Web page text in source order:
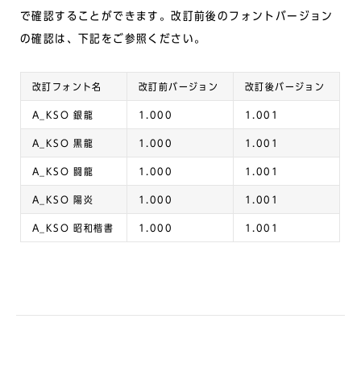
で確認することができます。改訂前後のフォントバージョン
の確認は、下記をご参照ください。
改訂フォント名 改訂前バージョン 改訂後バージョン
A_KSO銀龍 1.000 1.001
A_KSO 黒龍 1.000 1.001
A_KSO 闘龍 1.000 1.001
A_KSO 陽炎 1.000 1.001
A_KSO 昭和楷書 1.000 1.001